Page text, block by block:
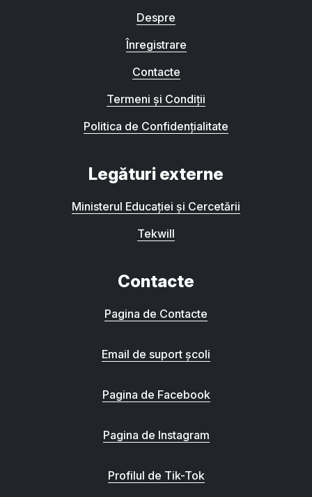
Despre
Înregistrare
Contacte
Termeni și Condiții
Politica de Confidențialitate
Legături externe
Ministerul Educației și Cercetării
Tekwill
Contacte
Pagina de Contacte
Email de suport școli
Pagina de Facebook
Pagina de Instagram
Profilul de Tik-Tok